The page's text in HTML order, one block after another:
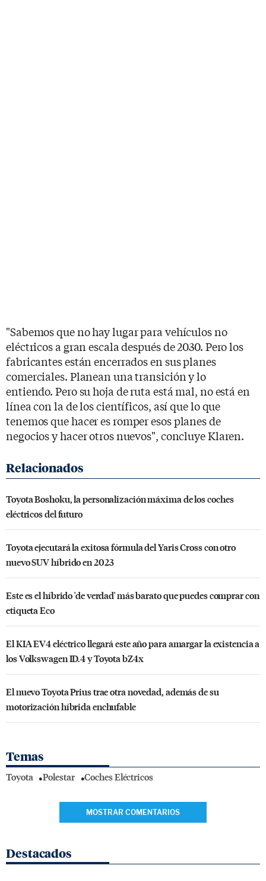
"Sabemos que no hay lugar para vehículos no
eléctricos a gran escala después de 2030. Pero los
fabricantes están encerrados en sus planes
comerciales. Planean una transición y lo
entiendo. Pero su hoja de ruta está mal, no está en
línea con la de los científicos, así que lo que
tenemos que hacer es romper esos planes de
negocios y hacer otros nuevos", concluye Klaren.
Toyota Boshoku, la personalización máxima de los coches
eléctricos del futuro
Toyota ejecutará la exitosa fórmula del Yaris Cross con otro
nuevo SUV híbrido en 2023
Este es el híbrido 'de verdad' más barato que puedes comprar con
etiqueta Eco
El KIA EV4 eléctrico llegará este año para amargar la existencia a
los Volkswagen ID.4 y Toyota bZ4x
El nuevo Toyota Prius trae otra novedad, además de su
motorización híbrida enchufable
Temas
Toyota Polestar Coches Eléctricos
MOSTRAR COMENTARIOS
Destacados